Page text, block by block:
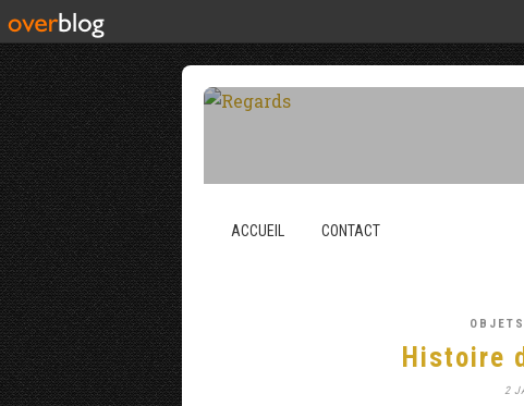
ACCUEIL CONTACT
Histoire
2